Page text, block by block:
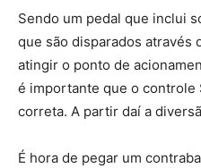
Sendo um pedal que inclui
que são disparados através
atingir o ponto de
é importante que o controle
correta. A partir daí a
É hora de pegar um